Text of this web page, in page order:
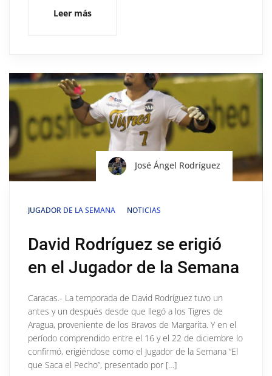
Leer más
José Ángel Rodríguez
JUGADOR DE LA SEMANA NOTICIAS
David Rodríguez se erigió
en el Jugador de la Semana
Caracas.- La temporada de David Rodríguez tuvo un
antes y un después desde que llegó a los Tigres de
Aragua, proveniente de los Bravos de Margarita. Y en el
período comprendido entre el 16 y el 22 de diciembre lo
confirmó, erigiéndose como el Jugador de la Semana “El
que Saca el Pecho”, presentado por […]